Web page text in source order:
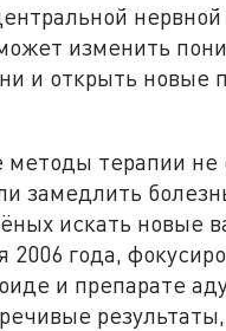
изменить
и открыть новые
терапии не
замедлить
искать новые
2006 года,
и препарате